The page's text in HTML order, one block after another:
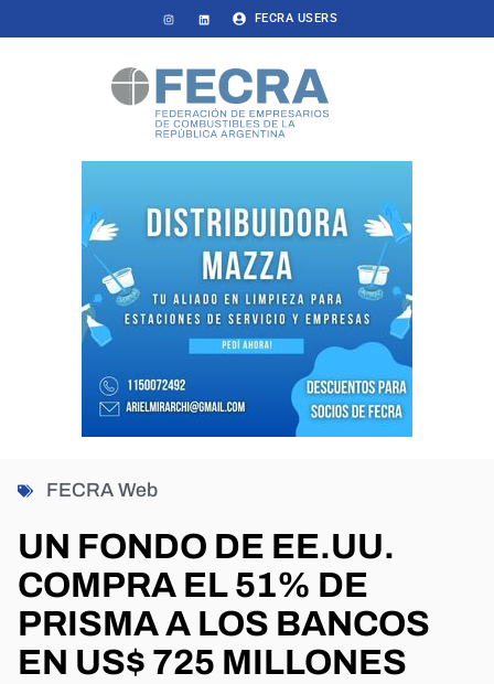
FECRA USERS
FECRA Web
UN FONDO DE EE.UU.
COMPRA EL 51% DE
PRISMA A LOS BANCOS
EN US$ 725 MILLONES